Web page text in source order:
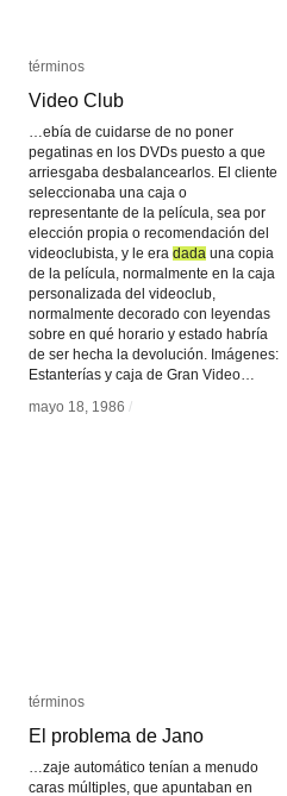
términos
Video Club
…ebía de cuidarse de no poner
pegatinas en los DVDs puesto a que
arriesgaba desbalancearlos. El cliente
seleccionaba una caja o
representante de la película, sea por
elección propia o recomendación del
videoclubista, y le era dada una copia
de la película, normalmente en la caja
personalizada del videoclub,
normalmente decorado con leyendas
sobre en qué horario y estado habría
de ser hecha la devolución. Imágenes:
Estanterías y caja de Gran Video…
mayo 18, 1986 /
términos
Video Club
dada
mayo 18, 1986 /
términos
El problema de Jano
…zaje automático tenían a menudo
caras múltiples, que apuntaban en
términos
El problema de Jano